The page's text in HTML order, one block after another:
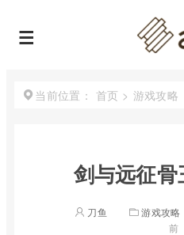
当前位置： 首页 > 游戏攻略
剑与远征
刀鱼 游戏攻略
前